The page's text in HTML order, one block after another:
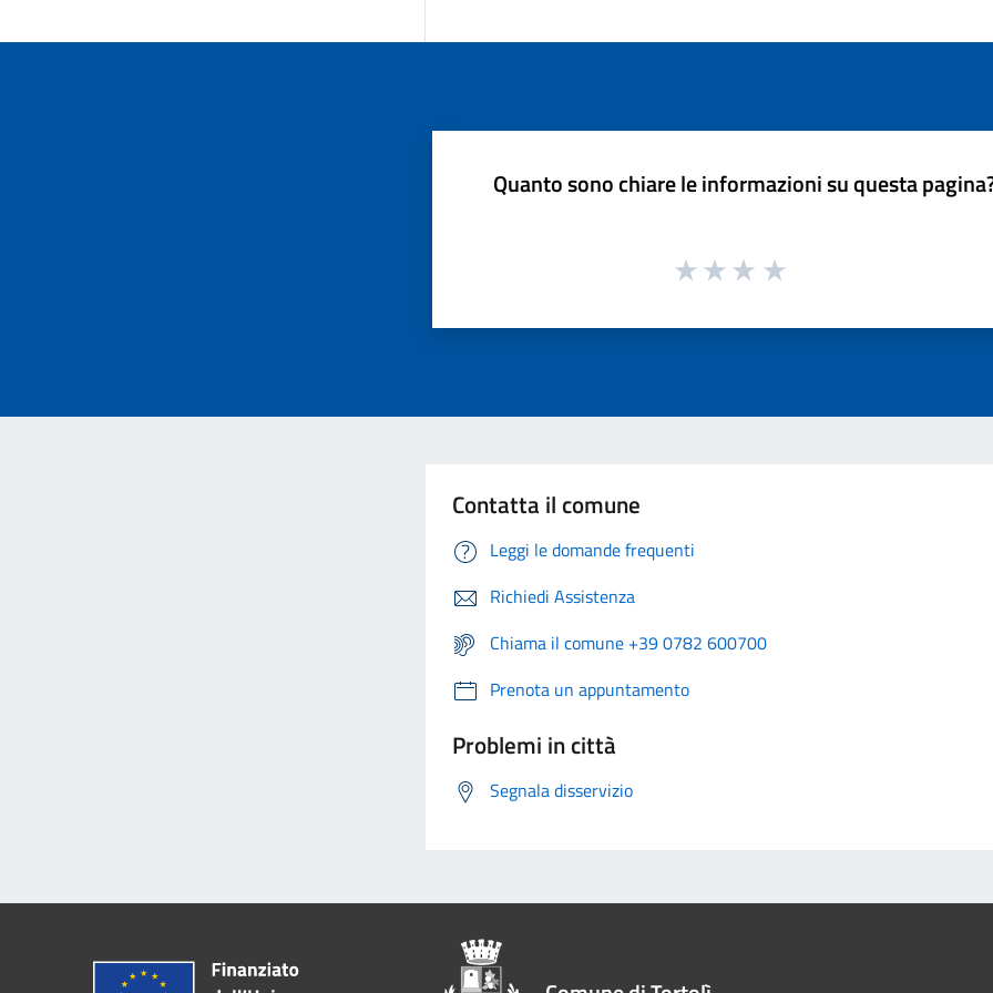
Quanto sono chiare le informazioni su questa
Contatta il comune
Leggi le domande frequenti
Richiedi Assistenza
Chiama il comune +39 0782 600700
Prenota un appuntamento
Problemi in città
Segnala disservizio